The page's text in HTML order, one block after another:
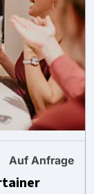
Auf Anfrage